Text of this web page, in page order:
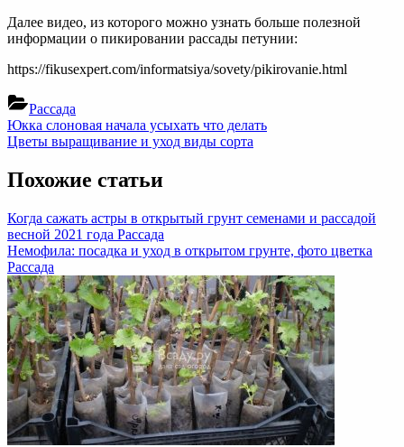
Далее видео, из которого можно узнать больше полезной
информации о пикировании рассады петунии:
https://fikusexpert.com/informatsiya/sovety/pikirovanie.html
Рассада
Навигация
по
записям
Previous
Post:
Юкка слоновая начала усыхать что делать
Next
Цветы выращивание и уход виды сорта
Похожие статьи
Когда сажать астры в открытый грунт семенами и рассадой
весной 2021 года Рассада
Немофила: посадка и уход в открытом грунте, фото цветка
Рассада